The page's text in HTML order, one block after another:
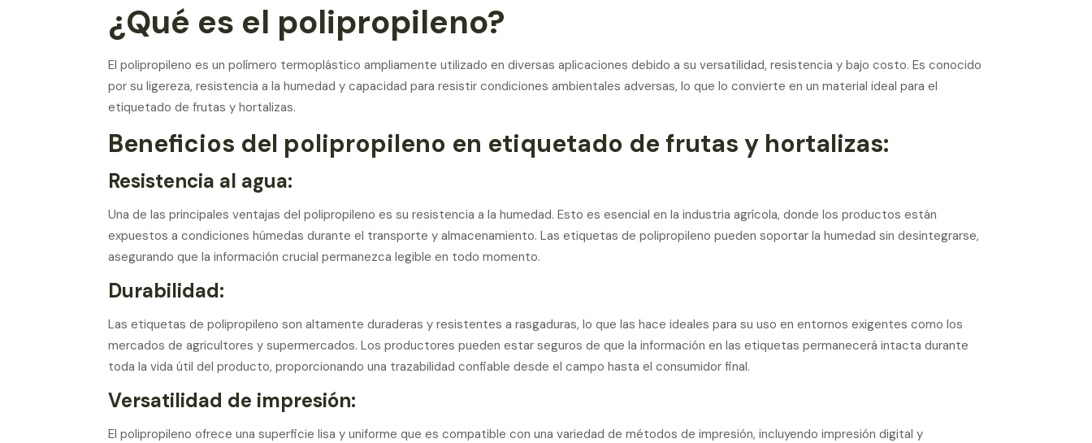
¿Qué es el polipropileno?
El polipropileno es un polímero termoplástico ampliamente utilizado en diversas aplicaciones debido a su versatilidad, resistencia y bajo costo. Es conocido
por su ligereza, resistencia a la humedad y capacidad para resistir condiciones ambientales adversas, lo que lo convierte en un material ideal para el
etiquetado de frutas y hortalizas.
Beneficios del polipropileno en etiquetado de frutas y hortalizas:
Resistencia al agua:
Una de las principales ventajas del polipropileno es su resistencia a la humedad. Esto es esencial en la industria agrícola, donde los productos están
expuestos a condiciones húmedas durante el transporte y almacenamiento. Las etiquetas de polipropileno pueden soportar la humedad sin desintegrarse,
asegurando que la información crucial permanezca legible en todo momento.
Durabilidad:
Las etiquetas de polipropileno son altamente duraderas y resistentes a rasgaduras, lo que las hace ideales para su uso en entornos exigentes como los
mercados de agricultores y supermercados. Los productores pueden estar seguros de que la información en las etiquetas permanecerá intacta durante
toda la vida útil del producto, proporcionando una trazabilidad confiable desde el campo hasta el consumidor final.
Versatilidad de impresión:
El polipropileno ofrece una superficie lisa y uniforme que es compatible con una variedad de métodos de impresión, incluyendo impresión digital y